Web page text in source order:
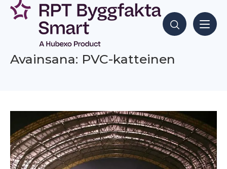
Siirry
sisältöön
Hae sisältöjä
Avainsana: PVC-katteinen